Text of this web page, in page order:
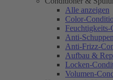
Alle anzeigen
Color-
Anti-
Anti-Frizz-
Aufbau &
Locken-
Volumen-